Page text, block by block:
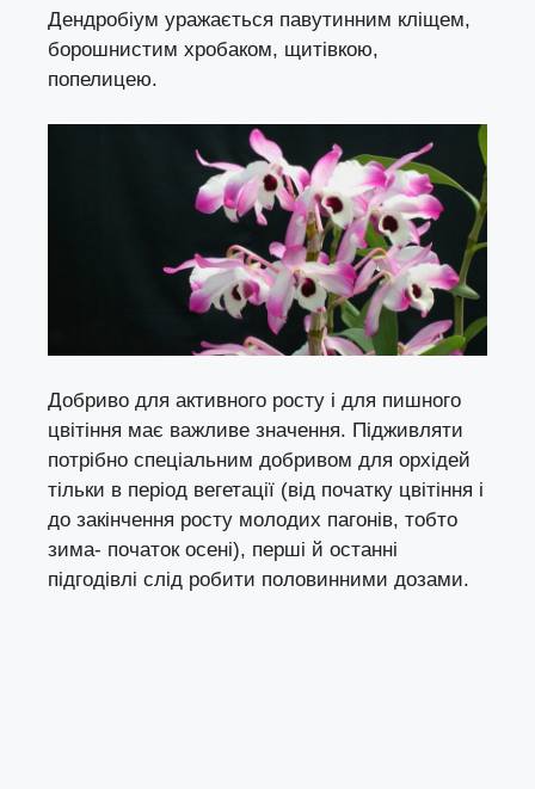
Дендробіум уражається павутинним кліщем,
борошнистим хробаком, щитівкою,
попелицею.
Добриво для активного росту і для пишного
цвітіння має важливе значення. Підживляти
потрібно спеціальним добривом для орхідей
тільки в період вегетації (від початку цвітіння і
до закінчення росту молодих пагонів, тобто
зима- початок осені), перші й останні
підгодівлі слід робити половинними дозами.